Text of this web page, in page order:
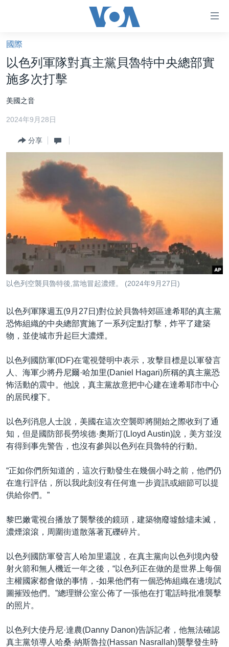
礙
鏈
接
跳
轉
內
到
檢
美國大選2024
海外港人
新聞自由
揭謊頻道
美國
國際
經貿
視頻
VOA 60秒 (國際)
美國專訊
YOUTUBE頻道
時事經緯
新聞音頻
港人港心
美國透視
建國史話
廣播節目表
國語
其他語言網站
國際
以色列軍隊對真主黨貝魯特中央總部實
施多次打擊
美國之音
2024年9月28日
分享
以色列空襲貝魯特後,當地冒起濃煙。 (2024年9月27日)
以色列軍隊週五(9月27日)對位於貝魯特郊區達希耶的真主黨
恐怖組織的中央總部實施了一系列定點打擊，炸平了建築
物，並使城市升起巨大濃煙。
以色列國防軍(IDF)在電視聲明中表示，攻擊目標是以軍發言
人、海軍少將丹尼爾·哈加里(Daniel Hagari)所稱的真主黨恐
怖活動的震中。他說，真主黨故意把中心建在達希耶市中心
的居民樓下。
以色列消息人士說，美國在這次空襲即將開始之際收到了通
知，但是國防部長勞埃德·奧斯汀(Lloyd Austin)說，美方並沒
有得到事先警告，也沒有參與以色列在貝魯特的行動。
“正如你們所知道的，這次行動發生在幾個小時之前，他們仍
在進行評估，所以我此刻沒有任何進一步資訊或細節可以提
供給你們。”
黎巴嫩電視台播放了襲擊後的鏡頭，建築物廢墟餘燼未滅，
濃煙滾滾，周圍街道散落著瓦礫碎片。
以色列國防軍發言人哈加里還說，在真主黨向以色列境內發
射火箭和無人機近一年之後，“以色列正在做的是世界上每個
主權國家都會做的事情，-如果他們有一個恐怖組織在邊境試
圖摧毀他們。”總理辦公室公佈了一張他在打電話時批准襲擊
的照片。
以色列大使丹尼·達農(Danny Danon)告訴記者，他無法確認
真主黨領導人哈桑·納斯魯拉(Hassan Nasrallah)襲擊發生時